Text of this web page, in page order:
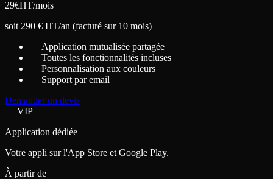
29€HT/mois
soit 290 € HT/an (facturé sur 10 mois)
Application mutualisée partagée
Toutes les fonctionnalités incluses
Personnalisation aux couleurs
Support par email
Demander un devis
VIP
Application dédiée
Votre appli sur l'App Store et Google Play.
À partir de